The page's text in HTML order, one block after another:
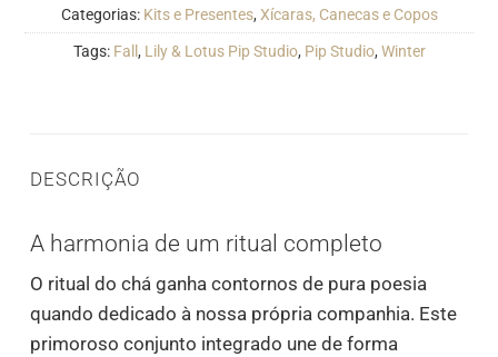
Categorias: Kits e Presentes, Xícaras, Canecas e Copos
Tags: Fall , Lily & Lotus Pip Studio, Pip Studio, Winter
DESCRIÇÃO
A harmonia de um ritual completo
O ritual do chá ganha contornos de pura poesia
quando dedicado à nossa própria companhia. Este
primoroso conjunto integrado une de forma